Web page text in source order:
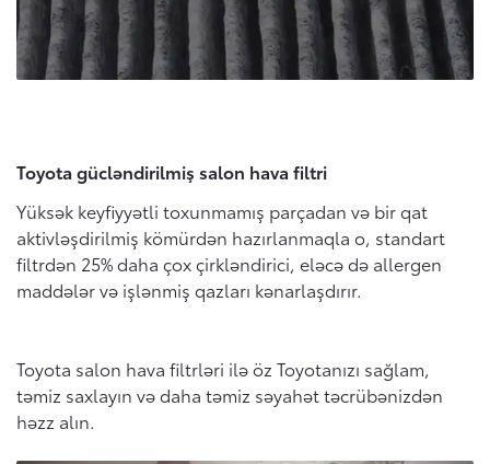
Toyota gücləndirilmiş salon hava filtri
Yüksək keyfiyyətli toxunmamış parçadan və bir qat
aktivləşdirilmiş kömürdən hazırlanmaqla o, standart
filtrdən 25% daha çox çirkləndirici, eləcə də allergen
maddələr və işlənmiş qazları kənarlaşdırır.
Toyota salon hava filtrləri ilə öz Toyotanızı sağlam,
təmiz saxlayın və daha təmiz səyahət təcrübənizdən
həzz alın.